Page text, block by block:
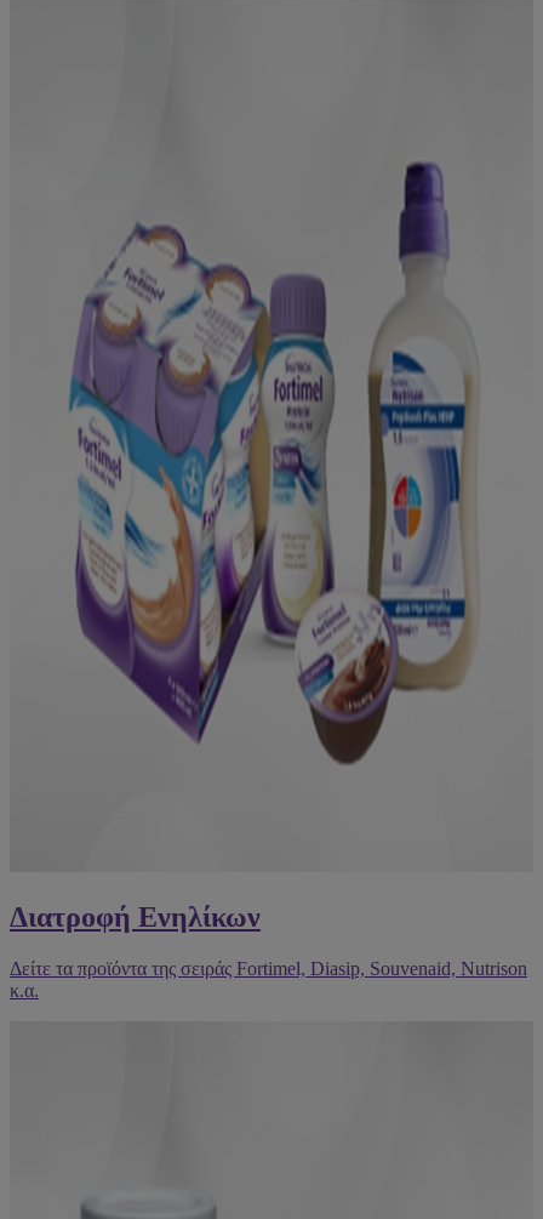
Διατροφή Ενηλίκων
Δείτε τα προϊόντα της σειράς Fortimel, Diasip, Souvenaid, Nutrison
κ.α.